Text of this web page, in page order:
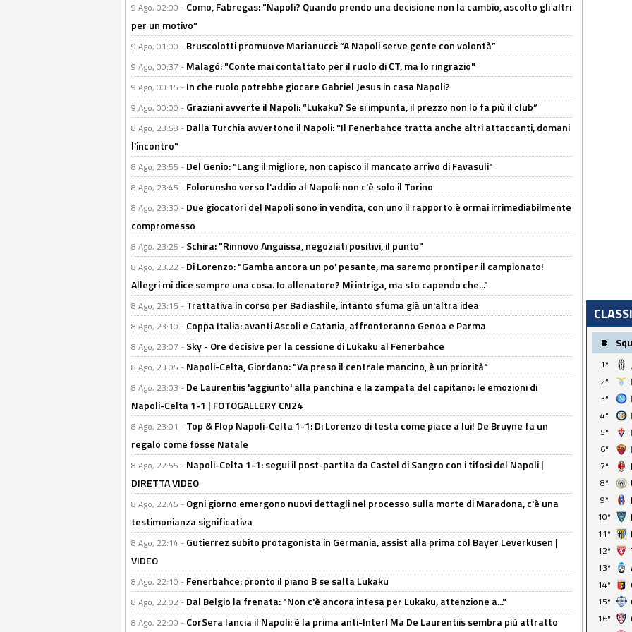
9 Ago, 02:00 - Como, Fabregas: "Napoli? Quando prendo una decisione non la cambio, ascolto gli altri
per un motivo"
9 Ago, 01:00 - Bruscolotti promuove Marianucci: “A Napoli serve gente con volontà”
9 Ago, 00:37 - Malagò: "Conte mai contattato per il ruolo di CT, ma lo ringrazio"
9 Ago, 00:15 - In che ruolo potrebbe giocare Gabriel Jesus in casa Napoli?
9 Ago, 00:00 - Graziani avverte il Napoli: “Lukaku? Se si impunta, il prezzo non lo fa più il club”
8 Ago, 23:58 - Dalla Turchia avvertono il Napoli: "Il Fenerbahce tratta anche altri attaccanti, domani
l'incontro"
8 Ago, 23:55 - Del Genio: "Lang il migliore, non capisco il mancato arrivo di Favasuli"
8 Ago, 23:45 - Folorunsho verso l'addio al Napoli: non c'è solo il Torino
8 Ago, 23:30 - Due giocatori del Napoli sono in vendita, con uno il rapporto è ormai irrimediabilmente
compromesso
8 Ago, 23:25 - Schira: "Rinnovo Anguissa, negoziati positivi, il punto"
8 Ago, 23:22 - Di Lorenzo: "Gamba ancora un po' pesante, ma saremo pronti per il campionato!
Allegri mi dice sempre una cosa. Io allenatore? Mi intriga, ma sto capendo che..."
8 Ago, 23:15 - Trattativa in corso per Badiashile, intanto sfuma già un'altra idea
8 Ago, 23:10 - Coppa Italia: avanti Ascoli e Catania, affronteranno Genoa e Parma
8 Ago, 23:07 - Sky - Ore decisive per la cessione di Lukaku al Fenerbahce
8 Ago, 23:05 - Napoli-Celta, Giordano: "Va preso il centrale mancino, è un priorità"
8 Ago, 23:03 - De Laurentiis 'aggiunto' alla panchina e la zampata del capitano: le emozioni di
Napoli-Celta 1-1 | FOTOGALLERY CN24
8 Ago, 23:01 - Top & Flop Napoli-Celta 1-1: Di Lorenzo di testa come piace a lui! De Bruyne fa un
regalo come fosse Natale
8 Ago, 22:55 - Napoli-Celta 1-1: segui il post-partita da Castel di Sangro con i tifosi del Napoli |
DIRETTA VIDEO
8 Ago, 22:45 - Ogni giorno emergono nuovi dettagli nel processo sulla morte di Maradona, c'è una
testimonianza significativa
8 Ago, 22:14 - Gutierrez subito protagonista in Germania, assist alla prima col Bayer Leverkusen |
VIDEO
8 Ago, 22:10 - Fenerbahce: pronto il piano B se salta Lukaku
8 Ago, 22:02 - Dal Belgio la frenata: "Non c'è ancora intesa per Lukaku, attenzione a..."
8 Ago, 22:00 - CorSera lancia il Napoli: è la prima anti-Inter! Ma De Laurentiis sembra più attratto
#
1º
2º
3º
4º
5º
6º
7º
8º
9º
10º
11º
12º
13º
14º
15º
16º